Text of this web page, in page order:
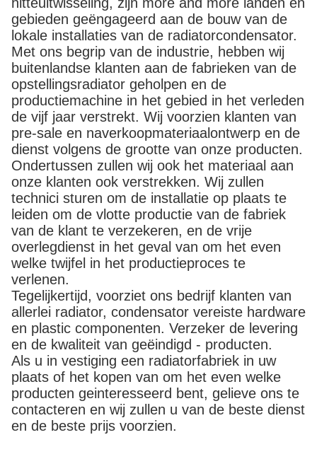
gebieden geëngageerd aan de bouw van de
lokale installaties van de radiatorcondensator.
Met ons begrip van de industrie, hebben wij
buitenlandse klanten aan de fabrieken van de
opstellingsradiator geholpen en de
productiemachine in het gebied in het verleden
de vijf jaar verstrekt. Wij voorzien klanten van
pre-sale en naverkoopmateriaalontwerp en de
dienst volgens de grootte van onze producten.
Ondertussen zullen wij ook het materiaal aan
onze klanten ook verstrekken. Wij zullen
technici sturen om de installatie op plaats te
leiden om de vlotte productie van de fabriek
van de klant te verzekeren, en de vrije
overlegdienst in het geval van om het even
welke twijfel in het productieproces te
verlenen.
Tegelijkertijd, voorziet ons bedrijf klanten van
allerlei radiator, condensator vereiste hardware
en plastic componenten. Verzeker de levering
en de kwaliteit van geëindigd - producten.
Als u in vestiging een radiatorfabriek in uw
plaats of het kopen van om het even welke
producten geinteresseerd bent, gelieve ons te
contacteren en wij zullen u van de beste dienst
en de beste prijs voorzien.